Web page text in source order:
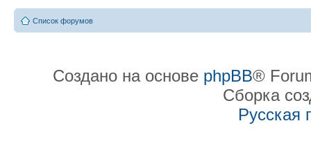
Список форумов
Создано на основе phpBB®
Сборка
Русская